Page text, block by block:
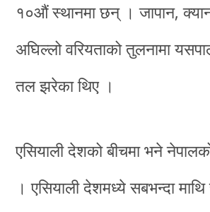
१०औं स्थानमा छन् । जापान,
अघिल्लो वरियताको तुलनामा
तल झरेका थिए ।
एसियाली देशको बीचमा भने
। एसियाली देशमध्ये सबभन्दा